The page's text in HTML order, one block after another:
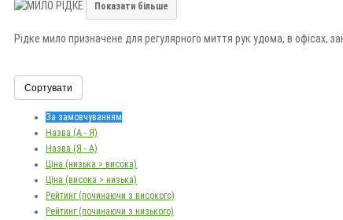
Показати більше
Рідке мило призначене для регулярного миття рук удома, в офісах,
Під час вибору враховуйте об’єм, аромат, тип дозатора,
Сортувати
За замовчуванням
Назва (А - Я)
Назва (Я - А)
Ціна (низька > висока)
Ціна (висока > низька)
Рейтинг (починаючи з високого)
Рейтинг (починаючи з низького)